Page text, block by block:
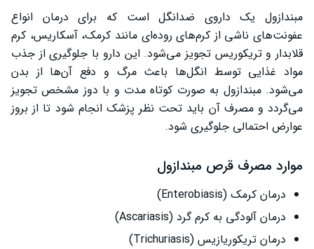
سخن پایانی
مبندازول یک داروی ضدانگل است که برای درمان انواع
عفونت‌های ناشی از کرم‌های روده‌ای مانند کرمک، آسکاریس، کرم
قلابدار و تریکوریس تجویز می‌شود. این دارو با جلوگیری از جذب
مواد غذایی توسط انگل‌ها باعث مرگ و دفع آن‌ها از بدن
می‌شود. مبندازول به صورت کوتاه مدت و با دوز مشخص تجویز
می‌گردد و مصرف آن باید تحت نظر پزشک انجام شود تا از بروز
عوارض احتمالی جلوگیری شود.
موارد مصرف قرص مبندازول
درمان کرمک (Enterobiasis)
درمان آلودگی به کرم گرد (Ascariasis)
درمان تریکوریازیس (Trichuriasis)